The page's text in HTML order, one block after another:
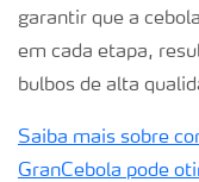
garantir que a
em cada etapa,
bulbos de alta
Saiba mais sobre
GranCebola pode